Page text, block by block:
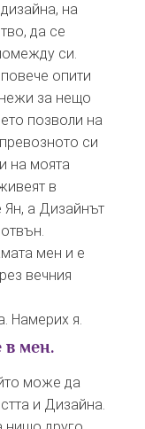
на
да се
си.
опити
за нещо
позволи на
си
на моята
в
Ян, а Дизайнът
мен и е
вечния
Намерих я.
в мен.
може да
и Дизайна.